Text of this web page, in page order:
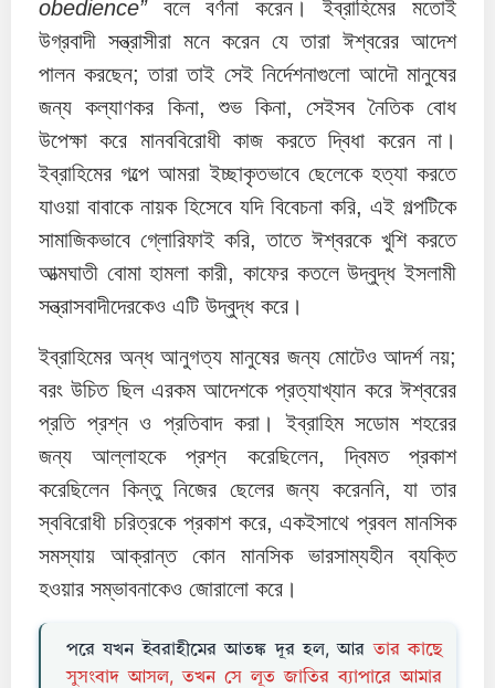
obedience”বলে বর্ণনা করেন। ইব্রাহিমের মতোই
উগ্রবাদী সন্ত্রাসীরা মনে করেন যে তারা ঈশ্বরের আদেশ
পালন করছেন; তারা তাই সেই নির্দেশনাগুলো আদৌ মানুষের
জন্য কল্যাণকর কিনা, শুভ কিনা, সেইসব নৈতিক বোধ
উপেক্ষা করে মানববিরোধী কাজ করতে দ্বিধা করেন না।
ইব্রাহিমের গল্পে আমরা ইচ্ছাকৃতভাবে ছেলেকে হত্যা করতে
যাওয়া বাবাকে নায়ক হিসেবে যদি বিবেচনা করি, এই গল্পটিকে
সামাজিকভাবে গ্লোরিফাই করি, তাতে ঈশ্বরকে খুশি করতে
আত্মঘাতী বোমা হামলা কারী, কাফের কতলে উদ্বুদ্ধ ইসলামী
সন্ত্রাসবাদীদেরকেও এটি উদ্বুদ্ধ করে।
ইব্রাহিমের অন্ধ আনুগত্য মানুষের জন্য মোটেও আদর্শ নয়;
বরং উচিত ছিল এরকম আদেশকে প্রত্যাখ্যান করে ঈশ্বরের
প্রতি প্রশ্ন ও প্রতিবাদ করা। ইব্রাহিম সডোম শহরের
জন্য আল্লাহকে প্রশ্ন করেছিলেন, দ্বিমত প্রকাশ
করেছিলেন কিন্তু নিজের ছেলের জন্য করেননি, যা তার
স্ববিরোধী চরিত্রকে প্রকাশ করে, একইসাথে প্রবল মানসিক
সমস্যায় আক্রান্ত কোন মানসিক ভারসাম্যহীন ব্যক্তি
হওয়ার সম্ভাবনাকেও জোরালো করে।
পরে যখন ইবরাহীমের আতঙ্ক দূর হল, আর তার কাছে
সুসংবাদ আসল, তখন সে লূত জাতির ব্যাপারে আমার